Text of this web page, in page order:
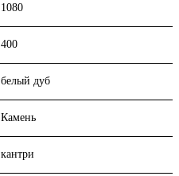
1080
400
белый дуб
Камень
кантри